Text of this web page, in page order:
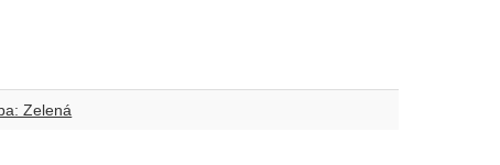
Zelená